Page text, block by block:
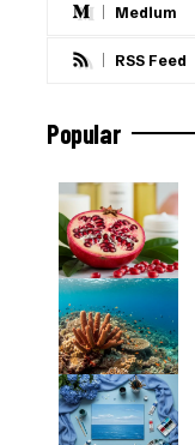
Medium
RSS Feed
Popular